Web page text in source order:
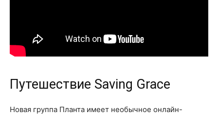
Путешествие Saving Grace
Новая группа Планта имеет необычное онлайн-